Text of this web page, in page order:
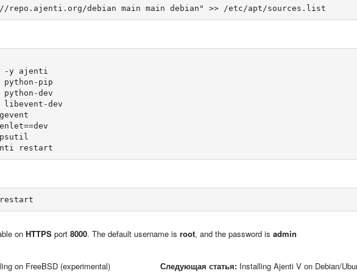
-y ajenti
pip
dev
dev
on HTTPS port 8000. The default username is root, and the password is admin
on FreeBSD (experimental) Следующая статья: Installing Ajenti V on Debian/